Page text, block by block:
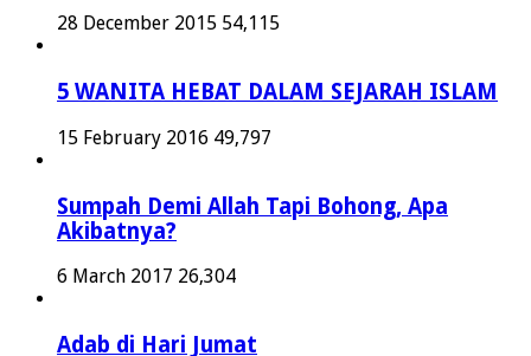
28 December 2015 54,115
5 WANITA HEBAT DALAM SEJARAH ISLAM
15 February 2016 49,797
Sumpah Demi Allah Tapi Bohong, Apa
Akibatnya?
6 March 2017 26,304
Adab di Hari Jumat